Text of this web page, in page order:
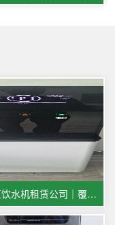
重庆直饮水机租赁公司｜覆盖贵阳成都宜宾多城市商用饮水服务